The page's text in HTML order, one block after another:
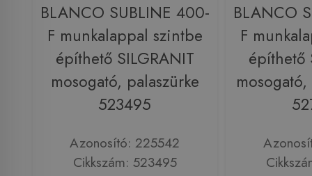
BLANCO SUBLINE 400-
F munkalappal szintbe
építhető SILGRANIT
mosogató, palaszürke
523495
Azonosító: 225542
Cikkszám: 523495
BLANCO
F
építhető